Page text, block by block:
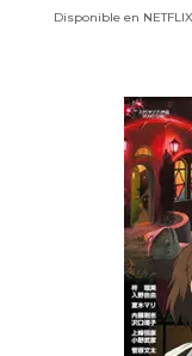
Disponible en NETFLIX